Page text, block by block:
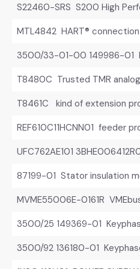
S22460-SRS S200 High
MTL4842 HART®
3500/33-01-00 149986-01
T8480C Trusted TMR
T8461C kind of extension
REF610C11HCNN01 feeder
UFC762AE101
87199-01 Stator insulation
MVME55006E-0161R
3500/25 149369-01
3500/92 136180-01